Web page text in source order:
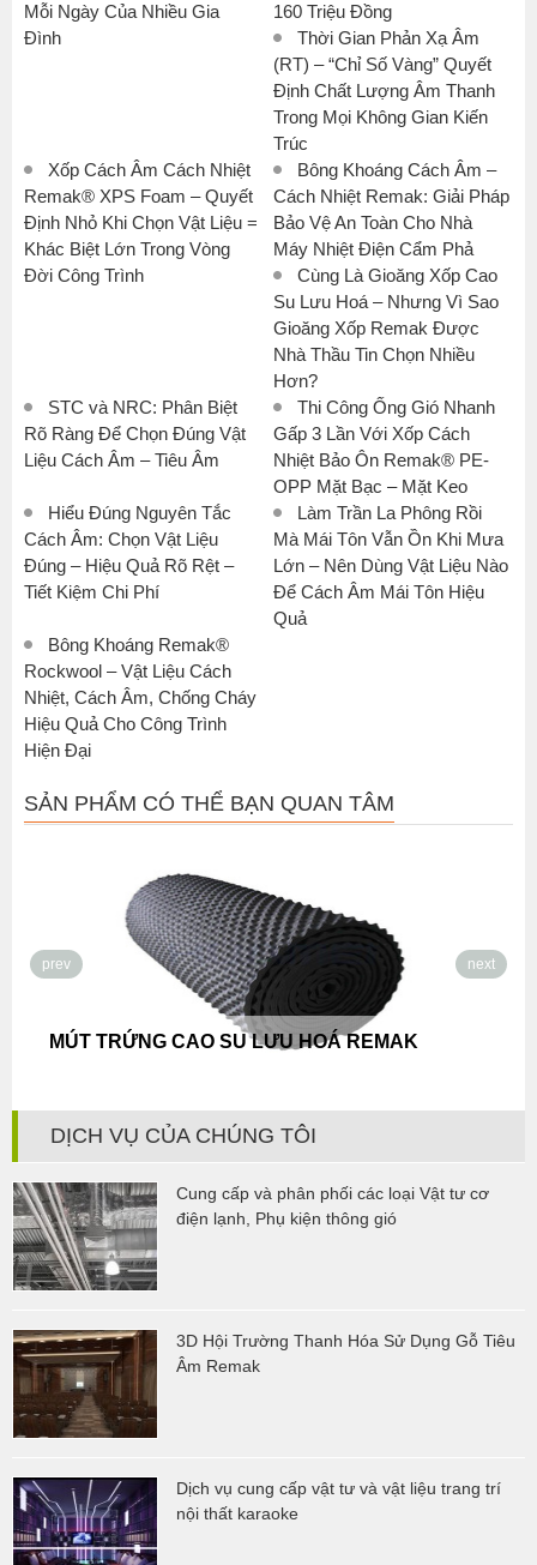
Mỗi Ngày Của Nhiều Gia
Đình
160 Triệu Đồng
Thời Gian Phản Xạ Âm
(RT) – “Chỉ Số Vàng” Quyết
Định Chất Lượng Âm Thanh
Trong Mọi Không Gian Kiến
Trúc
Xốp Cách Âm Cách Nhiệt
Remak® XPS Foam – Quyết
Định Nhỏ Khi Chọn Vật Liệu =
Khác Biệt Lớn Trong Vòng
Đời Công Trình
Bông Khoáng Cách Âm –
Cách Nhiệt Remak: Giải Pháp
Bảo Vệ An Toàn Cho Nhà
Máy Nhiệt Điện Cẩm Phả
Cùng Là Gioăng Xốp Cao
Su Lưu Hoá – Nhưng Vì Sao
Gioăng Xốp Remak Được
Nhà Thầu Tin Chọn Nhiều
Hơn?
STC và NRC: Phân Biệt
Rõ Ràng Để Chọn Đúng Vật
Liệu Cách Âm – Tiêu Âm
Thi Công Ống Gió Nhanh
Gấp 3 Lần Với Xốp Cách
Nhiệt Bảo Ôn Remak® PE-
OPP Mặt Bạc – Mặt Keo
Hiểu Đúng Nguyên Tắc
Cách Âm: Chọn Vật Liệu
Đúng – Hiệu Quả Rõ Rệt –
Tiết Kiệm Chi Phí
Làm Trần La Phông Rồi
Mà Mái Tôn Vẫn Ồn Khi Mưa
Lớn – Nên Dùng Vật Liệu Nào
Để Cách Âm Mái Tôn Hiệu
Quả
Bông Khoáng Remak®
Rockwool – Vật Liệu Cách
Nhiệt, Cách Âm, Chống Cháy
Hiệu Quả Cho Công Trình
Hiện Đại
SẢN PHẨM CÓ THỂ BẠN QUAN TÂM
MÚT TRỨNG CAO SU LƯU HOÁ REMAK
prev next
DỊCH VỤ CỦA CHÚNG TÔI
Cung cấp và phân phối các loại Vật tư cơ
điện lạnh, Phụ kiện thông gió
3D Hội Trường Thanh Hóa Sử Dụng Gỗ Tiêu
Âm Remak
Dịch vụ cung cấp vật tư và vật liệu trang trí
nội thất karaoke